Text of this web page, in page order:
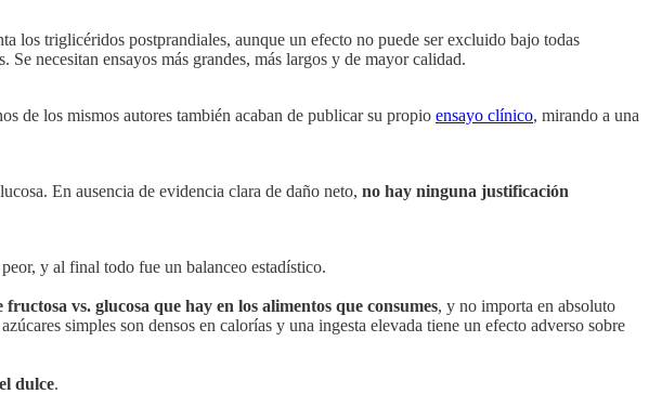
los triglicéridos postprandiales, aunque un efecto no puede ser excluido bajo todas
Se necesitan ensayos más grandes, más largos y de mayor calidad.
de los mismos autores también acaban de publicar su propio ensayo clínico, mirando a una
En ausencia de evidencia clara de daño neto, no hay ninguna justificación
y al final todo fue un balanceo estadístico.
vs. glucosa que hay en los alimentos que consumes, y no importa en absoluto
simples son densos en calorías y una ingesta elevada tiene un efecto adverso sobre
dulce.